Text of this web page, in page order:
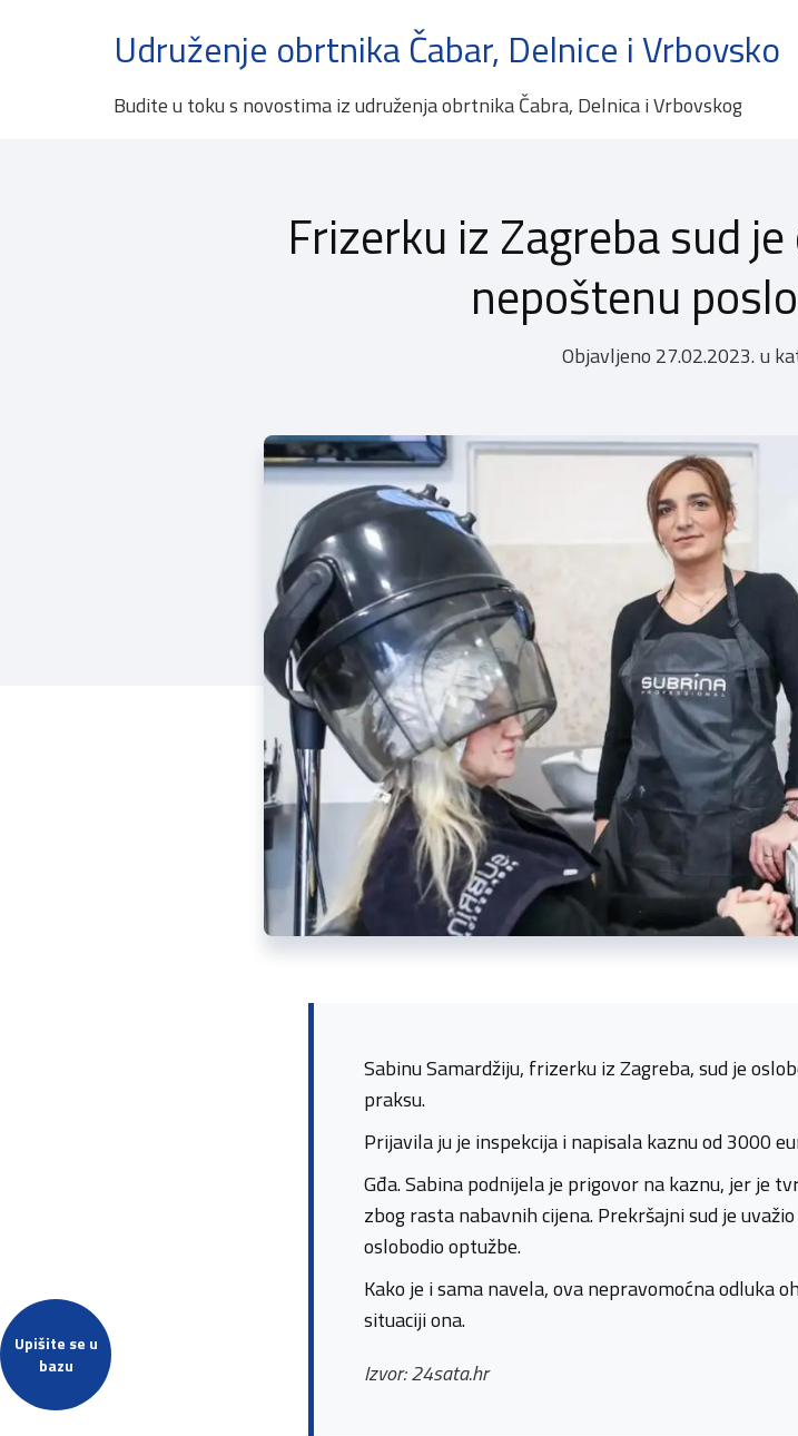
Upišite se u
bazu
Udruženje obrtnika Čabar, Delnice i Vrbovsko
Budite u toku s novostima iz udruženja obrtnika Čabra, Delnica i Vrbovskog
Frizerku iz Zagreba sud
nepoštenu
Objavljeno 27.02.2023. u
Sabinu Samardžiju, frizerku iz Zagreba, sud je
praksu.
Prijavila ju je inspekcija i napisala kaznu od 3000
Gđa. Sabina podnijela je prigovor na kaznu, jer je
zbog rasta nabavnih cijena. Prekršajni sud je
oslobodio optužbe.
Kako je i sama navela, ova nepravomoćna odluka
situaciji ona.
Izvor: 24sata.hr